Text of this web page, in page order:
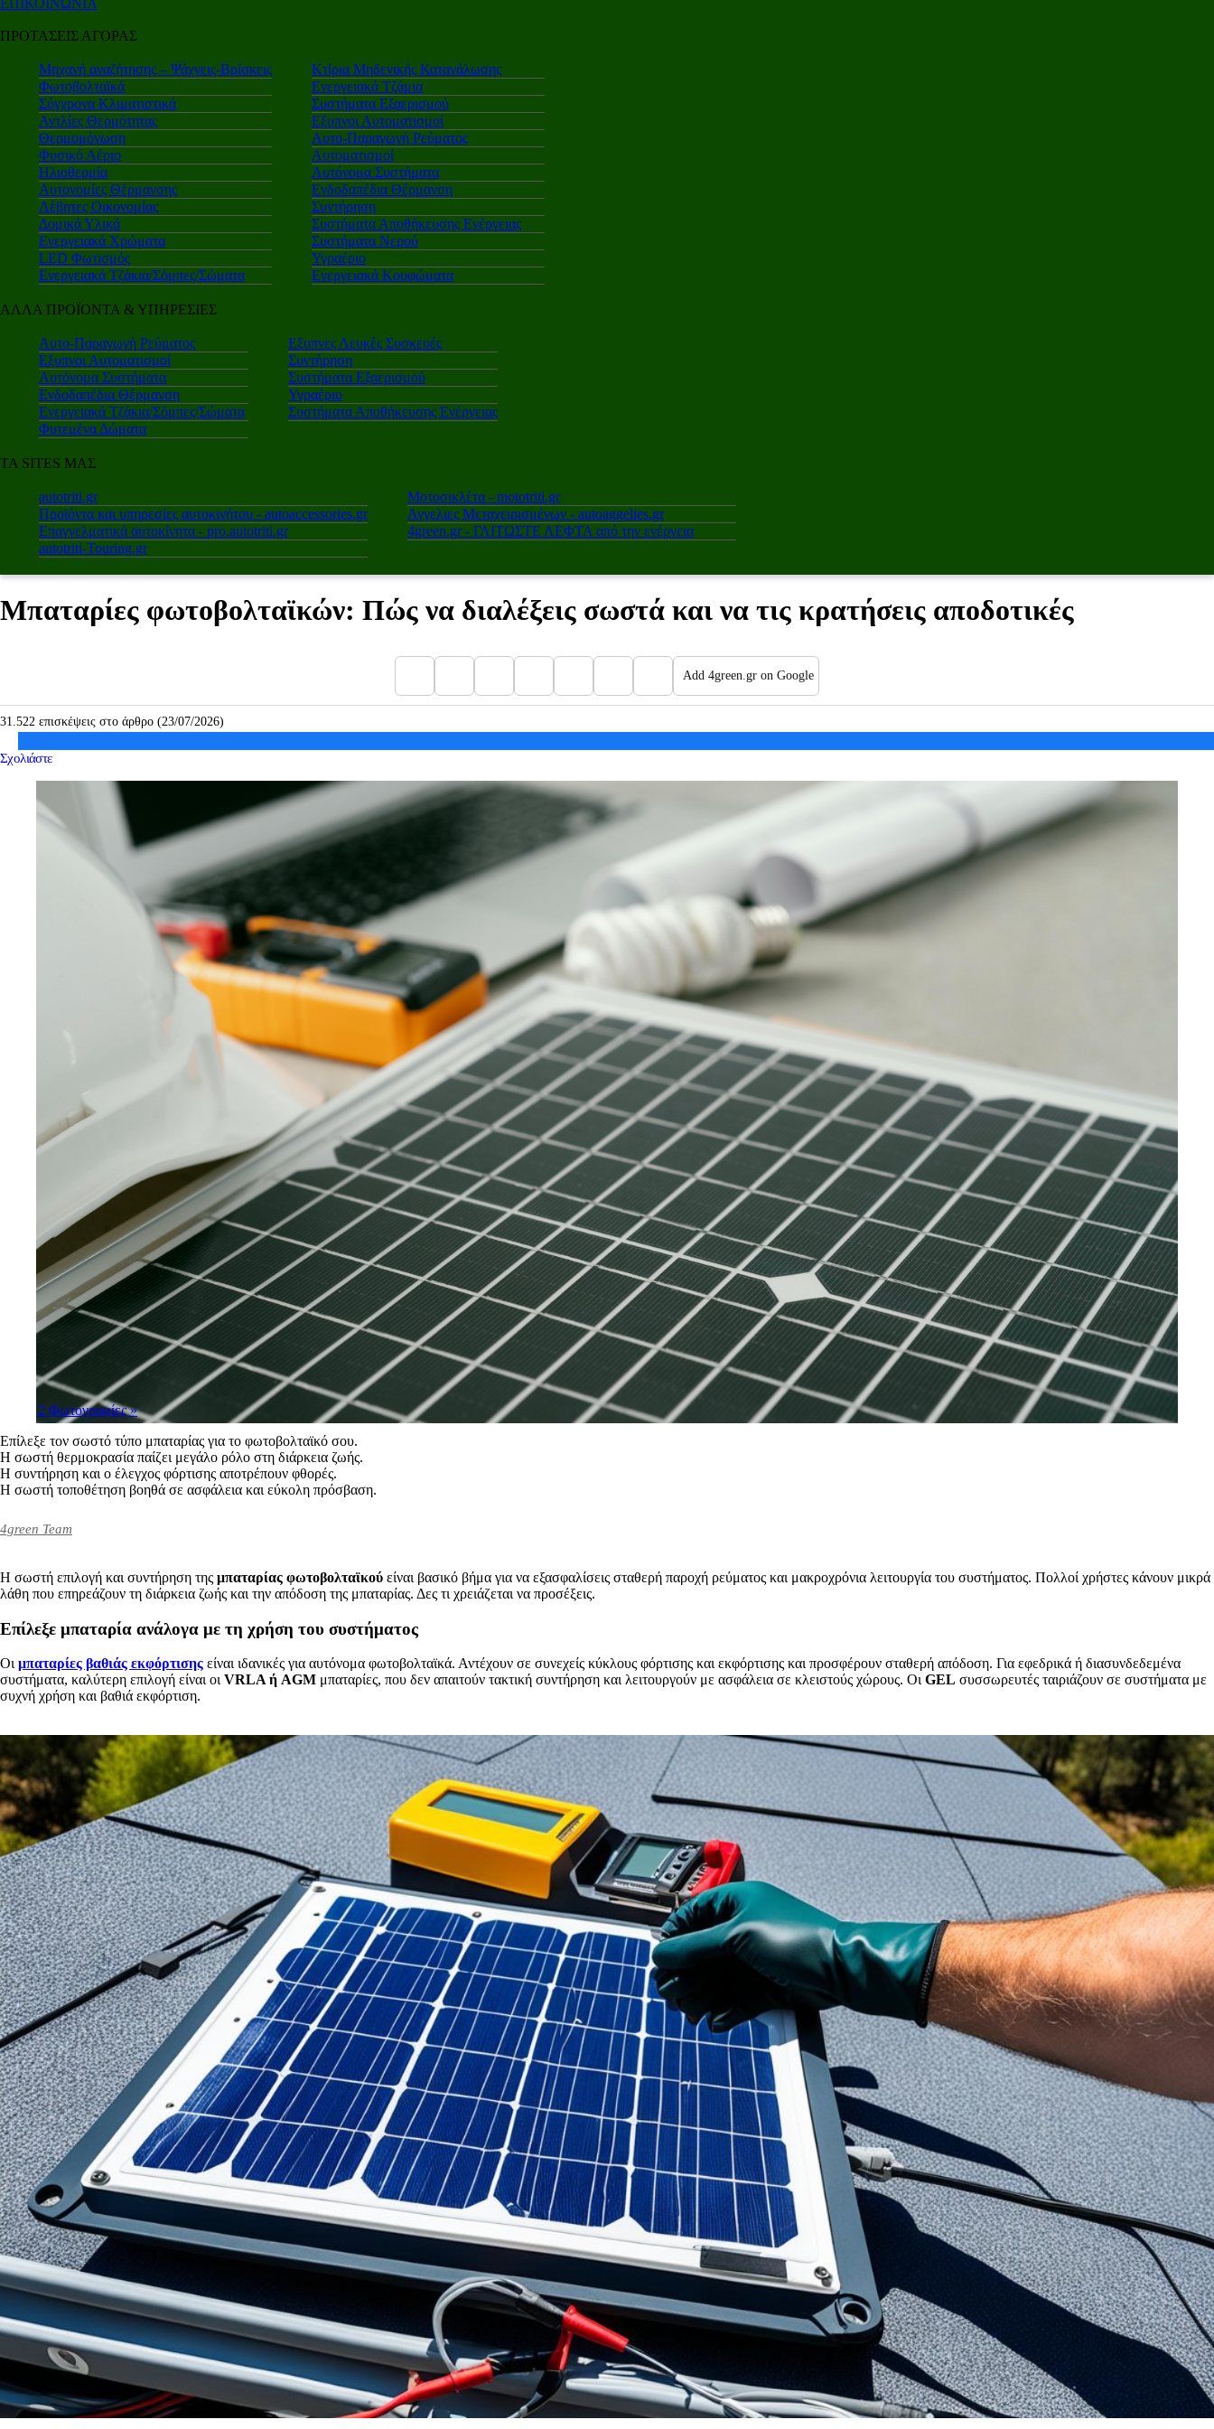
ΕΠΙΚΟΙΝΩΝΙΑ
ΠΡΟΤΑΣΕΙΣ ΑΓΟΡΑΣ
Μηχανή αναζήτησης – Ψάχνεις-Βρίσκεις
Φωτοβολταϊκά
Σύγχρονα Κλιματιστικά
Αντλίες Θερμότητας
Θερμομόνωση
Φυσικό Αέριο
Ηλιοθερμία
Αυτονομίες Θέρμανσης
Λέβητες Οικονομίας
Δομικά Υλικά
Ενεργειακά Χρώματα
LED Φωτισμός
Ενεργειακά Τζάκια/Σόμπες/Σώματα
Κτίρια Μηδενικής Κατανάλωσης
Ενεργειακά Τζάμια
Συστήματα Εξαερισμού
Εξυπνοι Αυτοματισμοί
Αυτο-Παραγωγή Ρεύματος
Αυτοματισμοί
Αυτόνομα Συστήματα
Ενδοδαπέδια Θέρμανση
Συντήρηση
Συστήματα Αποθήκευσης Ενέργειας
Συστήματα Νερού
Υγραέριο
Ενεργειακά Κουφώματα
ΑΛΛΑ ΠΡΟΪΟΝΤΑ & ΥΠΗΡΕΣΙΕΣ
Αυτο-Παραγωγή Ρεύματος
Εξυπνοι Αυτοματισμοί
Αυτόνομα Συστήματα
Ενδοδαπέδια Θέρμανση
Ενεργειακά Τζάκια/Σόμπες/Σώματα
Φυτεμένα Δώματα
Εξυπνες Λευκές Συσκευές
Συντήρηση
Συστήματα Εξαερισμού
Υγραέριο
Συστήματα Αποθήκευσης Ενέργειας
ΤΑ SITES ΜΑΣ
autotriti.gr
Προϊόντα και υπηρεσίες αυτοκινήτου - autoaccessories.gr
Επαγγελματικά αυτοκίνητα - pro.autotriti.gr
autotriti-Touring.gr
Μοτοσικλέτα - mototriti.gr
Αγγελιες Μεταχειρισμένων - autoaggelies.gr
4green.gr - ΓΛΙΤΩΣΤΕ ΛΕΦΤΑ από την ενέργεια
Μπαταρίες φωτοβολταϊκών: Πώς να διαλέξεις σωστά και να τις κρατήσεις αποδοτικές
Add 4green.gr on Google
31.522 επισκέψεις στο άρθρο (23/07/2026)
Σχολιάστε
2 Φωτογραφίες»
Επίλεξε τον σωστό τύπο μπαταρίας για το φωτοβολταϊκό σου.
Η σωστή θερμοκρασία παίζει μεγάλο ρόλο στη διάρκεια ζωής.
Η συντήρηση και ο έλεγχος φόρτισης αποτρέπουν φθορές.
Η σωστή τοποθέτηση βοηθά σε ασφάλεια και εύκολη πρόσβαση.
4green Team
Η σωστή επιλογή και συντήρηση της μπαταρίας φωτοβολταϊκού είναι βασικό βήμα για να εξασφαλίσεις σταθερή παροχή ρεύματος και μακροχρόνια λειτουργία του συστήματος. Πολλοί χρήστες κάνουν μικρά
λάθη που επηρεάζουν τη διάρκεια ζωής και την απόδοση της μπαταρίας. Δες τι χρειάζεται να προσέξεις.
Επίλεξε μπαταρία ανάλογα με τη χρήση του συστήματος
Οι μπαταρίες βαθιάς εκφόρτισης είναι ιδανικές για αυτόνομα φωτοβολταϊκά. Αντέχουν σε συνεχείς κύκλους φόρτισης και εκφόρτισης και προσφέρουν σταθερή απόδοση. Για εφεδρικά ή διασυνδεδεμένα
συστήματα, καλύτερη επιλογή είναι οι VRLA ή AGM μπαταρίες, που δεν απαιτούν τακτική συντήρηση και λειτουργούν με ασφάλεια σε κλειστούς χώρους. Οι GEL συσσωρευτές ταιριάζουν σε συστήματα με
συχνή χρήση και βαθιά εκφόρτιση.